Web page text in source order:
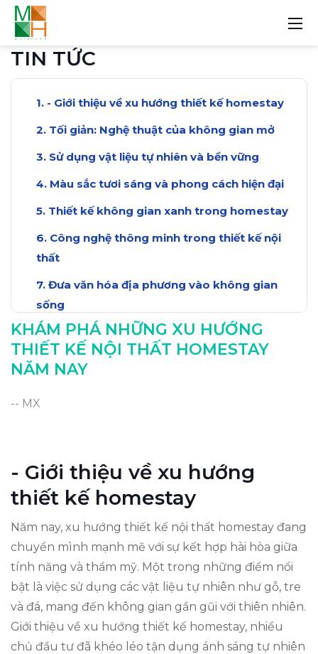
TIN TỨC
- Giới thiệu về xu hướng thiết kế homestay
Tối giản: Nghệ thuật của không gian mở
Sử dụng vật liệu tự nhiên và bền vững
Màu sắc tươi sáng và phong cách hiện đại
Thiết kế không gian xanh trong homestay
Công nghệ thông minh trong thiết kế nội
thất
Đưa văn hóa địa phương vào không gian
sống
Phong cách vintage và retro đang trở lại
Kết luận: Xu hướng cho homestay năm nay
KHÁM PHÁ NHỮNG XU HƯỚNG
THIẾT KẾ NỘI THẤT HOMESTAY
NĂM NAY
-- MX
- Giới thiệu về xu hướng
thiết kế homestay
Năm nay, xu hướng thiết kế nội thất homestay đang
chuyển mình mạnh mẽ với sự kết hợp hài hòa giữa
tính năng và thẩm mỹ. Một trong những điểm nổi
bật là việc sử dụng các vật liệu tự nhiên như gỗ, tre
và đá, mang đến không gian gần gũi với thiên nhiên.
Giới thiệu về xu hướng thiết kế homestay, nhiều
chủ đầu tư đã khéo léo tận dụng ánh sáng tự nhiên